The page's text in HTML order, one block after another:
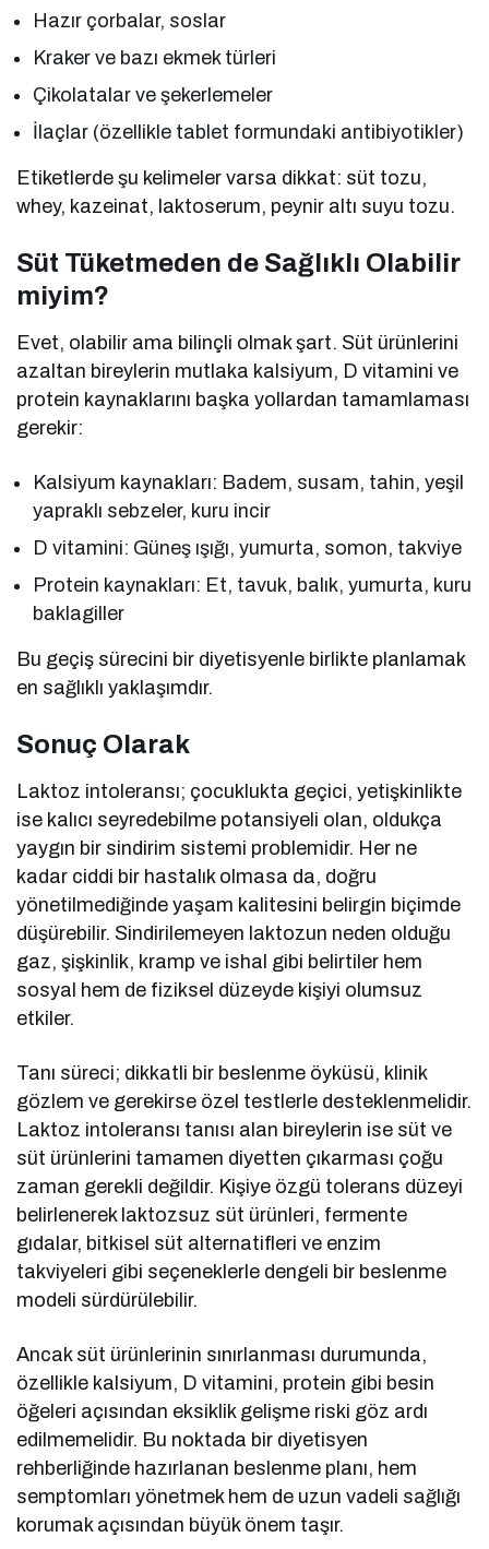
Hazır çorbalar, soslar
Kraker ve bazı ekmek türleri
Çikolatalar ve şekerlemeler
İlaçlar (özellikle tablet formundaki antibiyotikler)
Etiketlerde şu kelimeler varsa dikkat: süt tozu,
whey, kazeinat, laktoserum, peynir altı suyu tozu.
Süt Tüketmeden de Sağlıklı Olabilir
miyim?
Evet, olabilir ama bilinçli olmak şart. Süt ürünlerini
azaltan bireylerin mutlaka kalsiyum, D vitamini ve
protein kaynaklarını başka yollardan tamamlaması
gerekir:
Kalsiyum kaynakları: Badem, susam, tahin, yeşil
yapraklı sebzeler, kuru incir
D vitamini: Güneş ışığı, yumurta, somon, takviye
Protein kaynakları: Et, tavuk, balık, yumurta, kuru
baklagiller
Bu geçiş sürecini bir diyetisyenle birlikte planlamak
en sağlıklı yaklaşımdır.
Sonuç Olarak
Laktoz intoleransı; çocuklukta geçici, yetişkinlikte
ise kalıcı seyredebilme potansiyeli olan, oldukça
yaygın bir sindirim sistemi problemidir. Her ne
kadar ciddi bir hastalık olmasa da, doğru
yönetilmediğinde yaşam kalitesini belirgin biçimde
düşürebilir. Sindirilemeyen laktozun neden olduğu
gaz, şişkinlik, kramp ve ishal gibi belirtiler hem
sosyal hem de fiziksel düzeyde kişiyi olumsuz
etkiler.
Tanı süreci; dikkatli bir beslenme öyküsü, klinik
gözlem ve gerekirse özel testlerle desteklenmelidir.
Laktoz intoleransı tanısı alan bireylerin ise süt ve
süt ürünlerini tamamen diyetten çıkarması çoğu
zaman gerekli değildir. Kişiye özgü tolerans düzeyi
belirlenerek laktozsuz süt ürünleri, fermente
gıdalar, bitkisel süt alternatifleri ve enzim
takviyeleri gibi seçeneklerle dengeli bir beslenme
modeli sürdürülebilir.
Ancak süt ürünlerinin sınırlanması durumunda,
özellikle kalsiyum, D vitamini, protein gibi besin
öğeleri açısından eksiklik gelişme riski göz ardı
edilmemelidir. Bu noktada bir diyetisyen
rehberliğinde hazırlanan beslenme planı, hem
semptomları yönetmek hem de uzun vadeli sağlığı
korumak açısından büyük önem taşır.